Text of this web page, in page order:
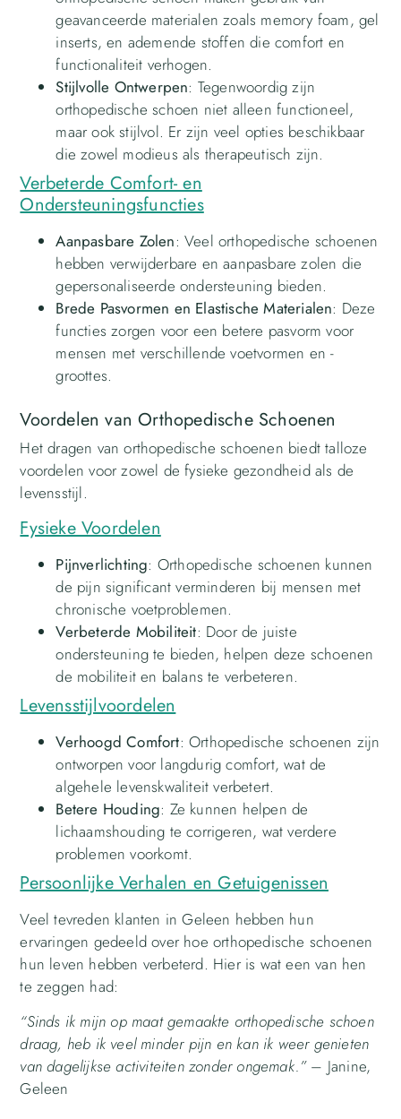
geavanceerde materialen zoals memory foam, gel
inserts, en ademende stoffen die comfort en
functionaliteit verhogen.
Stijlvolle Ontwerpen: Tegenwoordig zijn
orthopedische schoen niet alleen functioneel,
maar ook stijlvol. Er zijn veel opties beschikbaar
die zowel modieus als therapeutisch zijn.
Verbeterde Comfort- en
Ondersteuningsfuncties
Aanpasbare Zolen: Veel orthopedische schoenen
hebben verwijderbare en aanpasbare zolen die
gepersonaliseerde ondersteuning bieden.
Brede Pasvormen en Elastische Materialen: Deze
functies zorgen voor een betere pasvorm voor
mensen met verschillende voetvormen en -
groottes.
Voordelen van Orthopedische Schoenen
Het dragen van orthopedische schoenen biedt talloze
voordelen voor zowel de fysieke gezondheid als de
levensstijl.
Fysieke Voordelen
Pijnverlichting: Orthopedische schoenen kunnen
de pijn significant verminderen bij mensen met
chronische voetproblemen.
Verbeterde Mobiliteit: Door de juiste
ondersteuning te bieden, helpen deze schoenen
de mobiliteit en balans te verbeteren.
Levensstijlvoordelen
Verhoogd Comfort: Orthopedische schoenen zijn
ontworpen voor langdurig comfort, wat de
algehele levenskwaliteit verbetert.
Betere Houding: Ze kunnen helpen de
lichaamshouding te corrigeren, wat verdere
problemen voorkomt.
Persoonlijke Verhalen en Getuigenissen
Veel tevreden klanten in Geleen hebben hun
ervaringen gedeeld over hoe orthopedische schoenen
hun leven hebben verbeterd. Hier is wat een van hen
te zeggen had:
“Sinds ik mijn op maat gemaakte orthopedische schoen
draag, heb ik veel minder pijn en kan ik weer genieten
van dagelijkse activiteiten zonder ongemak.”– Janine,
Geleen